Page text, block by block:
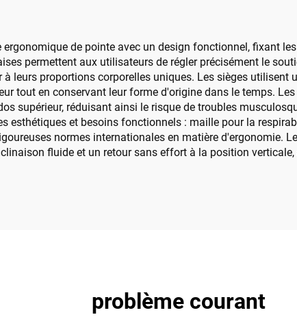
de pointe avec un design fonctionnel, fixant
permettent aux utilisateurs de régler précisément le
leurs proportions corporelles uniques. Les sièges utilisent
tout en conservant leur forme d'origine dans le temps.
supérieur, réduisant ainsi le risque de troubles
esthétiques et besoins fonctionnels : maille pour la
normes internationales en matière d'ergonomie.
fluide et un retour sans effort à la position
problème courant